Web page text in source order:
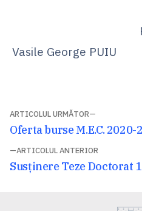
Prof.
Vasile George PUIU
Navigare
în
articole
ARTICOLUL ANTERIOR
Articolul
Susținere Teze Doctorat
ARTICOLUL URMĂTOR
Articolul
Oferta burse M.E.C. 2020-